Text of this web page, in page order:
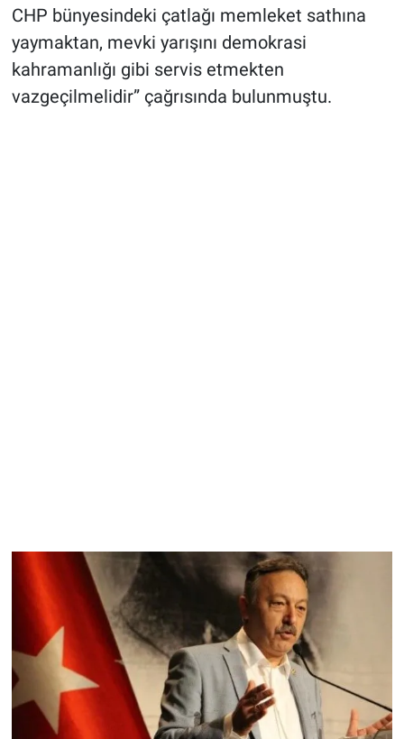
CHP bünyesindeki çatlağı memleket sathına
yaymaktan, mevki yarışını demokrasi
kahramanlığı gibi servis etmekten
vazgeçilmelidir” çağrısında bulunmuştu.